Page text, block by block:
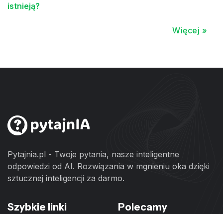
istnieją?
Więcej »
Pytajnia.pl - Twoje pytania, nasze inteligentne
odpowiedzi od AI. Rozwiązania w mgnieniu oka dzięki
sztucznej inteligencji za darmo.
Szybkie linki Polecamy